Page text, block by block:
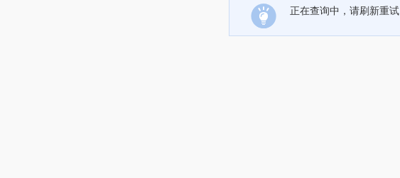
正在查询中，请刷新重试